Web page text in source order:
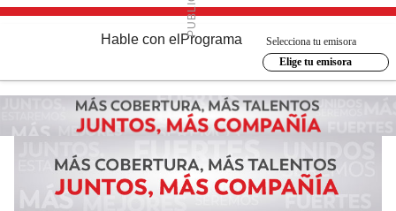
Hable con el Programa
Selecciona tu emisora
Elige tu emisora